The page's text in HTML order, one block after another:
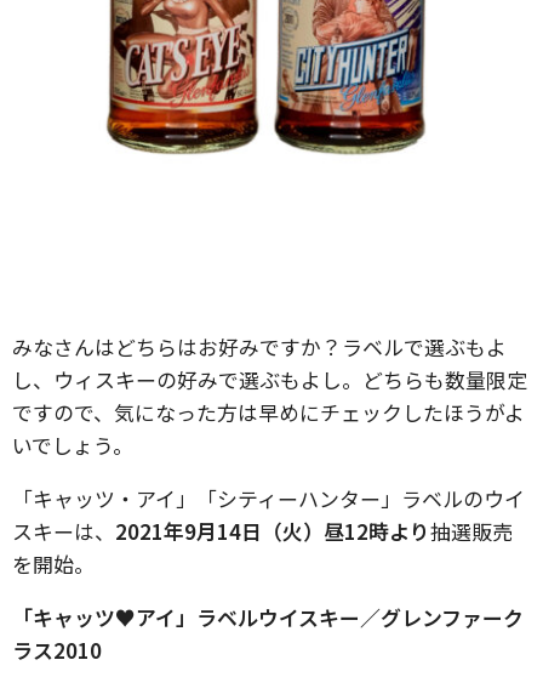
みなさんはどちらはお好みですか？ラベルで選ぶもよ
し、ウィスキーの好みで選ぶもよし。どちらも数量限定
ですので、気になった方は早めにチェックしたほうがよ
いでしょう。
「キャッツ・アイ」「シティーハンター」ラベルのウイ
スキーは、 2021年9月14日（火）昼12時より抽選販売
を開始。
「キャッツ♥アイ」ラベルウイスキー／グレンファーク
ラス2010